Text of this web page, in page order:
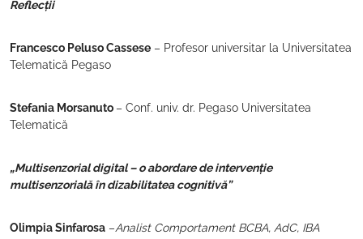
Reflecții
Francesco Peluso Cassese – Profesor universitar la Universitatea
Telematică Pegaso
Stefania Morsanuto – Conf. univ. dr. Pegaso Universitatea
Telematică
„Multisenzorial digital – o abordare de intervenție
multisenzorială în dizabilitatea cognitivă”
Olimpia Sinfarosa –Analist Comportament BCBA, AdC, IBA